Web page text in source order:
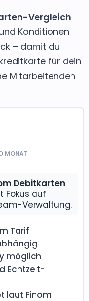
Vergleich
Konditionen
– damit du
für dein
Mitarbeitenden
MONAT
Debitkarten
Fokus auf
Verwaltung.
Tarif
möglich
Echtzeit-
laut Finom